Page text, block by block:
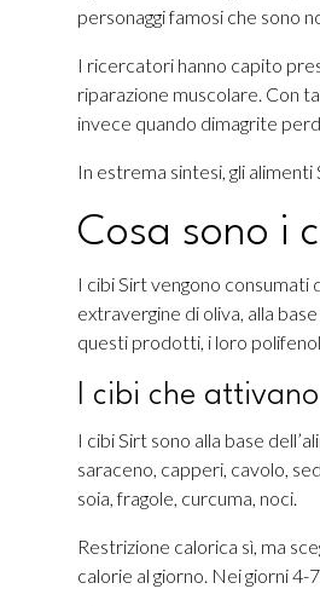
personaggi famosi che sono
I ricercatori hanno capito
riparazione muscolare. Con
invece quando dimagrite
In estrema sintesi, gli
Cosa sono i
I cibi Sirt vengono consumati
extravergine di oliva, alla
questi prodotti, i loro
I cibi che
I cibi Sirt sono alla base
saraceno, capperi, cavolo,
soia, fragole, curcuma, noci.
Restrizione calorica sì, ma
calorie al giorno. Nei giorni 4-